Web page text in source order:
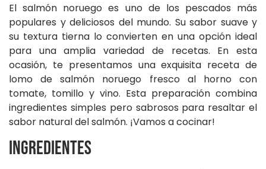
El salmón noruego es uno de los pescados más
populares y deliciosos del mundo. Su sabor suave y
su textura tierna lo convierten en una opción ideal
para una amplia variedad de recetas. En esta
ocasión, te presentamos una exquisita receta de
lomo de salmón noruego fresco al horno con
tomate, tomillo y vino. Esta preparación combina
ingredientes simples pero sabrosos para resaltar el
sabor natural del salmón. ¡Vamos a cocinar!
Ingredientes